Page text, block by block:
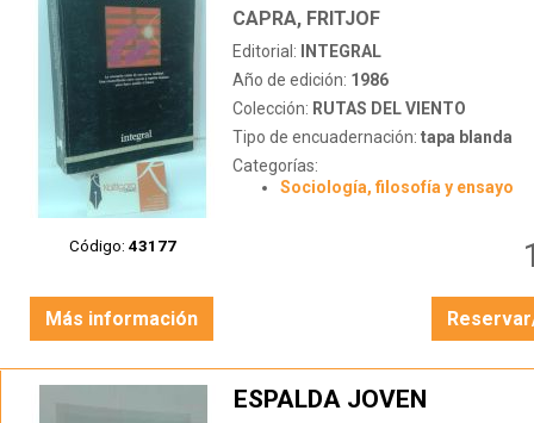
Código: 43177
CAPRA, FRITJOF
Editorial:
INTEGRAL
Año de edición: 1986
Colección: RUTAS DEL VIENTO
Tipo de encuadernación: tapa blanda
Categorías:
Sociología, filosofía y ensayo
Más información
ESPALDA JOVEN